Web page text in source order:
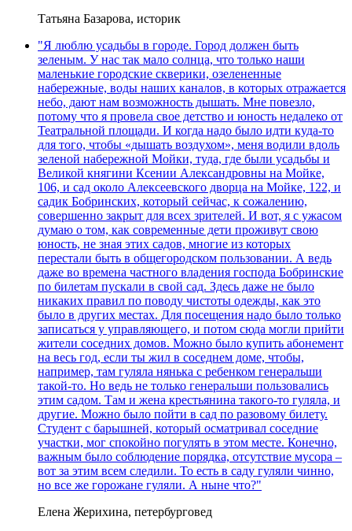
Татьяна Базарова, историк
"Я люблю усадьбы в городе. Город должен быть
зеленым. У нас так мало солнца, что только наши
маленькие городские скверики, озелененные
набережные, воды наших каналов, в которых отражается
небо, дают нам возможность дышать. Мне повезло,
потому что я провела свое детство и юность недалеко от
Театральной площади. И когда надо было идти куда-то
для того, чтобы «дышать воздухом», меня водили вдоль
зеленой набережной Мойки, туда, где были усадьбы и
Великой княгини Ксении Александровны на Мойке,
106, и сад около Алексеевского дворца на Мойке, 122, и
садик Бобринских, который сейчас, к сожалению,
совершенно закрыт для всех зрителей. И вот, я с ужасом
думаю о том, как современные дети проживут свою
юность, не зная этих садов, многие из которых
перестали быть в общегородском пользовании. А ведь
даже во времена частного владения господа Бобринские
по билетам пускали в свой сад. Здесь даже не было
никаких правил по поводу чистоты одежды, как это
было в других местах. Для посещения надо было только
записаться у управляющего, и потом сюда могли прийти
жители соседних домов. Можно было купить абонемент
на весь год, если ты жил в соседнем доме, чтобы,
например, там гуляла нянька с ребенком генеральши
такой-то. Но ведь не только генеральши пользовались
этим садом. Там и жена крестьянина такого-то гуляла, и
другие. Можно было пойти в сад по разовому билету.
Студент с барышней, который осматривал соседние
участки, мог спокойно погулять в этом месте. Конечно,
важным было соблюдение порядка, отсутствие мусора –
вот за этим всем следили. То есть в саду гуляли чинно,
но все же горожане гуляли. А ныне что?"
Елена Жерихина, петербурговед